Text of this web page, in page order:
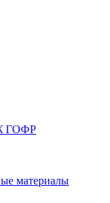
ГОФР
материалы